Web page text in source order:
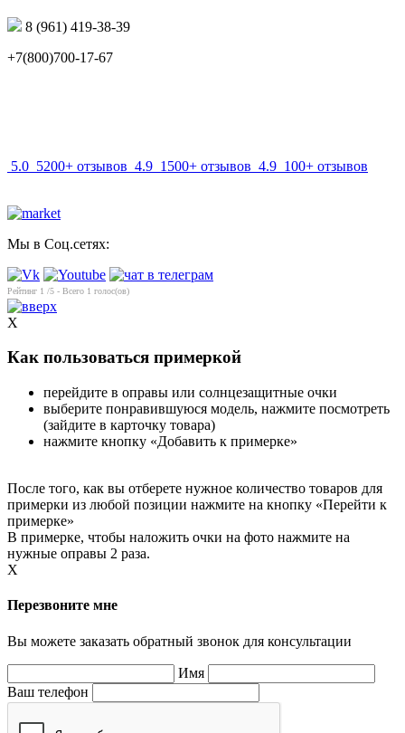
8 (961) 419-38-39
+7(800)700-17-67
5.0 5200+ отзывов 4.9 1500+ отзывов 4.9 100+ отзывов
Мы в Соц.сетях:
Рейтинг 1 /5 - Всего 1 голос(ов)
X
Как пользоваться примеркой
перейдите в оправы или солнцезащитные очки
выберите понравившуюся модель, нажмите посмотреть
(зайдите в карточку товара)
нажмите кнопку «Добавить к примерке»
После того, как вы отберете нужное количество товаров для
примерки из любой позиции нажмите на кнопку «Перейти к
примерке»
В примерке, чтобы наложить очки на фото нажмите на
нужные оправы 2 раза.
X
Перезвоните мне
Вы можете заказать обратный звонок для консультации
Имя
Ваш телефон